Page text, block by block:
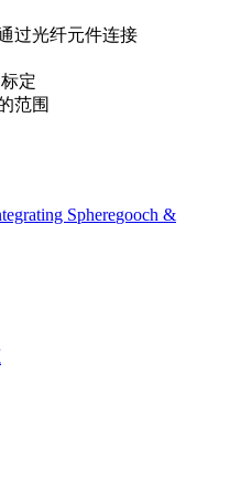
过光纤元件连接
定
范围
Spheregooch &